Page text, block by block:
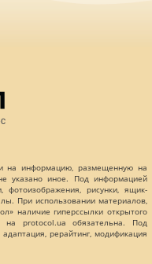
на информацию, размещенную на
указано иное. Под информацией
фотоизображения, рисунки, ящик-
При использовании материалов,
наличие гиперссылки открытого
на protocol.ua обязательна. Под
рерайтинг, модификация